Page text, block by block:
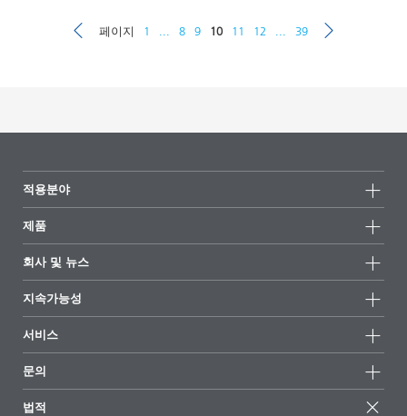
페이지 1 8 9 10 11 12 39
적용분야
제품
모든제품
하이라이트
회사 및 뉴스
뉴스
언론 및 미디어
소재지 및 판매점
전시회 및 이벤트
지속가능성
지속가능한 제품
성공 사례
EcoVadis
서비스
추천 배합
문의
법적